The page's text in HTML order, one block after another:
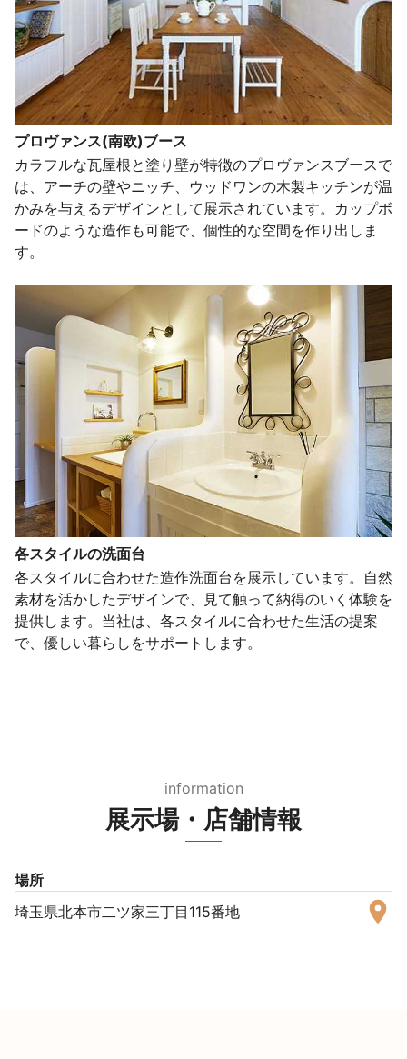
プロヴァンス(南欧)ブース
カラフルな瓦屋根と塗り壁が特徴のプロヴァンスブースで
は、アーチの壁やニッチ、ウッドワンの木製キッチンが温
かみを与えるデザインとして展示されています。カップボ
ードのような造作も可能で、個性的な空間を作り出しま
す。
各スタイルの洗面台
各スタイルに合わせた造作洗面台を展示しています。自然
素材を活かしたデザインで、見て触って納得のいく体験を
提供します。当社は、各スタイルに合わせた生活の提案
で、優しい暮らしをサポートします。
information
展示場・店舗情報
場所
埼玉県北本市二ツ家三丁目115番地